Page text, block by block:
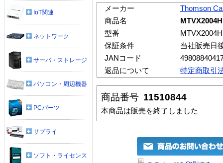
メーカー
Thomson
商品名
型番
保証条件
当社販売日
JANコード
返品について
特定商取引
商品番号 11510844
本商品は販売を終了しました
IoT関連
ネットワーク
サーバ・ストレージ
パソコン・周辺機器
PCパーツ
サプライ
ソフト・ライセンス